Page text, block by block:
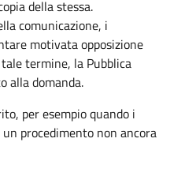
della stessa.
comunicazione, i
motivata opposizione
termine, la Pubblica
alla domanda.
per esempio quando i
procedimento non ancora